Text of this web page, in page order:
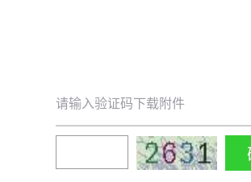
请输入验证码下载附件